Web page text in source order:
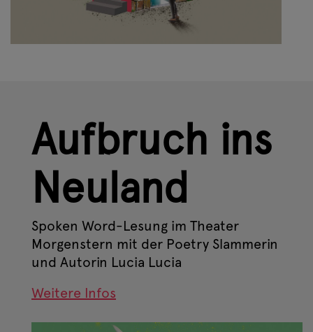
Aufbruch ins
Neuland
Spoken Word-Lesung im Theater
Morgenstern mit der Poetry Slammerin
und Autorin Lucia Lucia
Weitere Infos